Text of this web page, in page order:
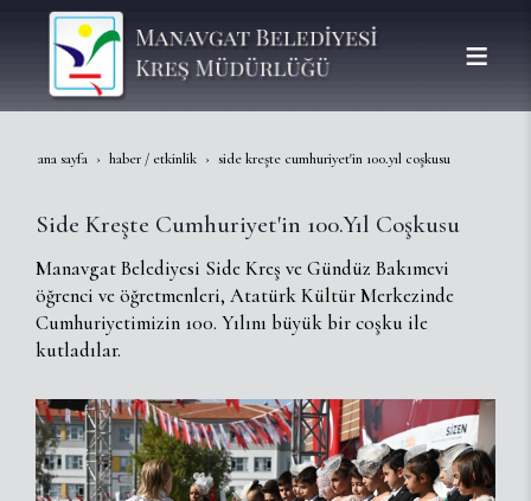
ana sayfa haber / etkinlik side kreşte cumhuriyet'in 100.yıl coşkusu
Side Kreşte Cumhuriyet'in 100.Yıl Coşkusu
Manavgat Belediyesi Side Kreş ve Gündüz Bakımevi
öğrenci ve öğretmenleri, Atatürk Kültür Merkezinde
Cumhuriyetimizin 100. Yılını büyük bir coşku ile
kutladılar.